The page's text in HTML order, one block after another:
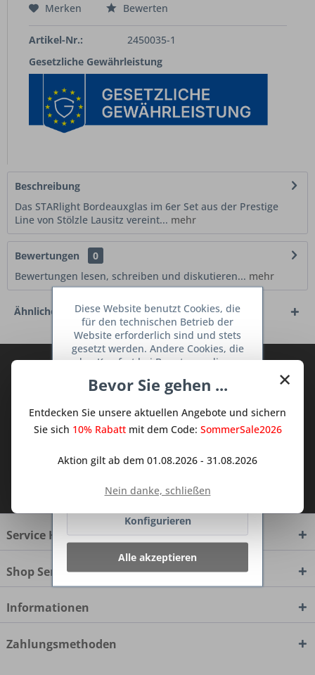
Merken Bewerten
Artikel-Nr.:
2450035-1
Gesetzliche Gewährleistung
Beschreibung
Das STARlight Bordeauxglas im 6er Set aus der Prestige
Line von Stölzle Lausitz vereint... mehr
Bewertungen
0
Bewertungen lesen, schreiben und diskutieren... mehr
Ähnliche Artikel
TraumKüche Newsletter und verpassen
Sie keine Neuigkeit oder Aktion mehr aus
dem Traum Küchen - Shop.
zur Kenntnis genommen.
Service Hotline
Shop Service
Informationen
Zahlungsmethoden
×
Bevor Sie gehen ...
Entdecken Sie unsere aktuellen Angebote und sichern
Sie sich 10% Rabattmit dem Code: SommerSale2026
Aktion gilt ab dem 01.08.2026 - 31.08.2026
Nein danke, schließen
Diese Website benutzt Cookies, die
für den technischen Betrieb der
Website erforderlich sind und stets
gesetzt werden. Andere Cookies, die
den Komfort bei Benutzung dieser
dienen oder die Interaktion mit
Netzwerken vereinfachen sollen,
werden nur mit Ihrer Zustimmung
Ablehnen
Konfigurieren
Alle akzeptieren